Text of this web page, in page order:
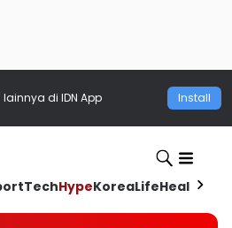
lainnya di IDN App Install
TechHypeKoreaLifeHealth